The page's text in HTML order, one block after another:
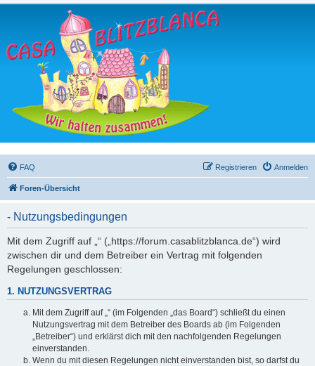
FAQ Anmelden
Registrieren
Foren-Übersicht
- Nutzungsbedingungen
Mit dem Zugriff auf „“ („https://forum.casablitzblanca.de“) wird
zwischen dir und dem Betreiber ein Vertrag mit folgenden
Regelungen geschlossen:
1. NUTZUNGSVERTRAG
Mit dem Zugriff auf „“ (im Folgenden „das Board“) schließt du einen
Nutzungsvertrag mit dem Betreiber des Boards ab (im Folgenden
„Betreiber“) und erklärst dich mit den nachfolgenden Regelungen
einverstanden.
Wenn du mit diesen Regelungen nicht einverstanden bist, so darfst du